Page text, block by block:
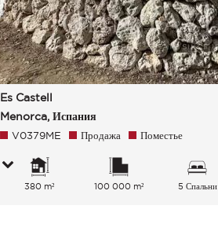
Es Castell
Menorca, Испания
V0379ME Продажа Поместье
380 m² 100 000 m² 5 Спальни